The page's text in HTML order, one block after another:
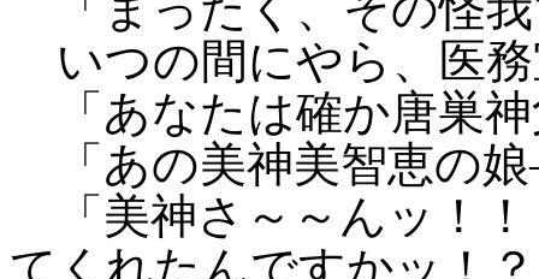
いつの間にやら、医
「あなたは確か唐
「あの美神美智恵
「美神さ～～んッ！
てくれたんですかッ！